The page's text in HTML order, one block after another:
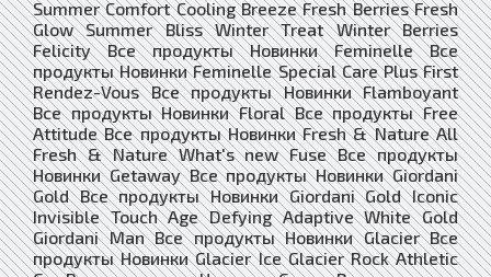
Summer Comfort Cooling Breeze Fresh Berries Fresh
Glow Summer Bliss Winter Treat Winter Berries
Felicity Все продукты Новинки Feminelle Все
продукты Новинки Feminelle Special Care Plus First
Rendez-Vous Все продукты Новинки Flamboyant
Все продукты Новинки Floral Все продукты Free
Attitude Все продукты Новинки Fresh & Nature All
Fresh & Nature What's new Fuse Все продукты
Новинки Getaway Все продукты Новинки Giordani
Gold Все продукты Новинки Giordani Gold Iconic
Invisible Touch Age Defying Adaptive White Gold
Giordani Man Все продукты Новинки Glacier Все
продукты Новинки Glacier Ice Glacier Rock Athletic